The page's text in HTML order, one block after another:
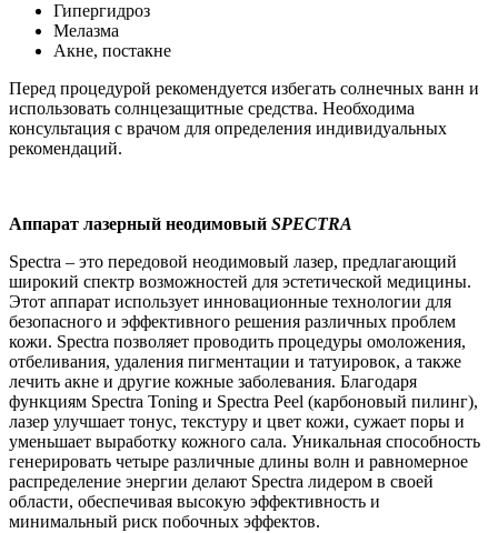
Гипергидроз
Мелазма
Акне, постакне
Перед процедурой рекомендуется избегать солнечных ванн и
использовать солнцезащитные средства. Необходима
консультация с врачом для определения индивидуальных
рекомендаций.
Аппарат лазерный неодимовый SPECTRA
Spectra – это передовой неодимовый лазер, предлагающий
широкий спектр возможностей для эстетической медицины.
Этот аппарат использует инновационные технологии для
безопасного и эффективного решения различных проблем
кожи. Spectra позволяет проводить процедуры омоложения,
отбеливания, удаления пигментации и татуировок, а также
лечить акне и другие кожные заболевания. Благодаря
функциям Spectra Toning и Spectra Peel (карбоновый пилинг),
лазер улучшает тонус, текстуру и цвет кожи, сужает поры и
уменьшает выработку кожного сала. Уникальная способность
генерировать четыре различные длины волн и равномерное
распределение энергии делают Spectra лидером в своей
области, обеспечивая высокую эффективность и
минимальный риск побочных эффектов.